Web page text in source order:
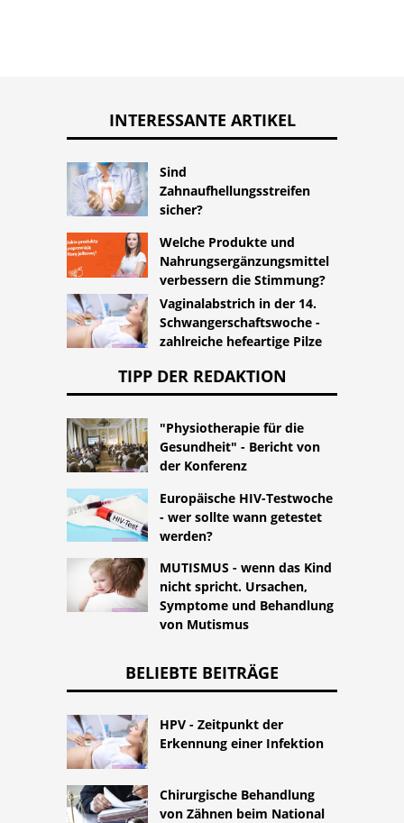
INTERESSANTE ARTIKEL
Sind
Zahnaufhellungsstreifen
sicher?
Welche Produkte und
Nahrungsergänzungsmittel
verbessern die Stimmung?
Vaginalabstrich in der 14.
Schwangerschaftswoche -
zahlreiche hefeartige Pilze
TIPP DER REDAKTION
"Physiotherapie für die
Gesundheit" - Bericht von
der Konferenz
Europäische HIV-Testwoche
- wer sollte wann getestet
werden?
MUTISMUS - wenn das Kind
nicht spricht. Ursachen,
Symptome und Behandlung
von Mutismus
BELIEBTE BEITRÄGE
HPV - Zeitpunkt der
Erkennung einer Infektion
Chirurgische Behandlung
von Zähnen beim National